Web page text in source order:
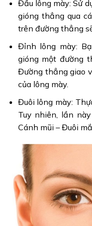
Đầu lông mày: Sử
gióng thẳng qua
trên đường thẳng
Đỉnh lông mày:
gióng một đường
Đường thẳng giao
của lông mày.
Đuôi lông mày:
Tuy nhiên, lần
Cánh mũi – Đuôi